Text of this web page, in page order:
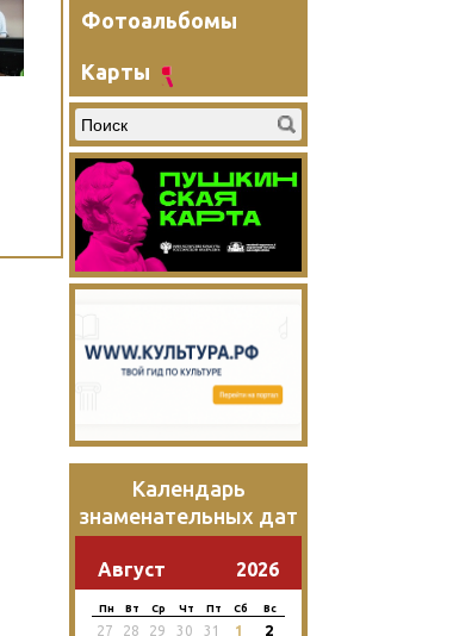
Фотоальбомы
Карты
Календарь
знаменательных дат
Август 2026
Пн Вт Ср Чт Пт Сб Вс
27 28 29 30 31 1 2